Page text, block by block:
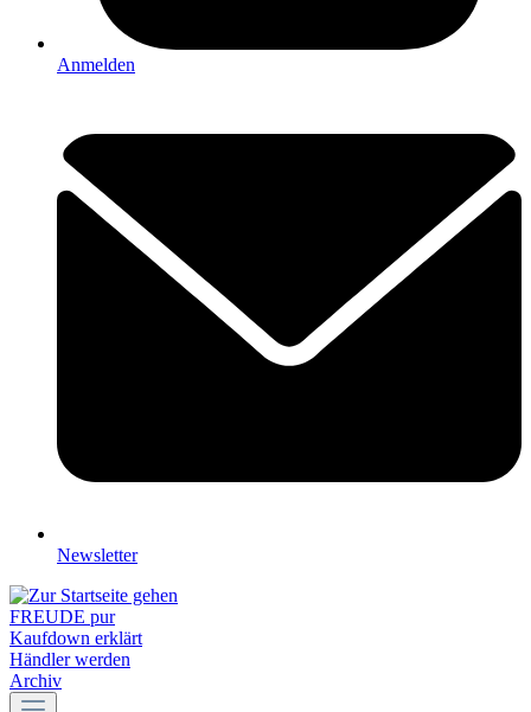
Anmelden
Newsletter
FREUDE pur
Kaufdown erklärt
Händler werden
Archiv